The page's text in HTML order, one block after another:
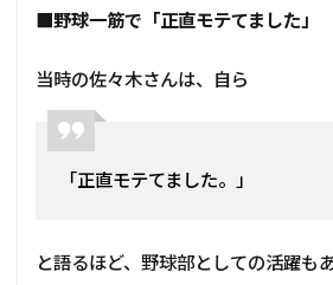
野球一筋で「正直モテてました」
当時の佐々木さんは、自ら
「正直モテてました。」
と語るほど、野球部としての活躍も